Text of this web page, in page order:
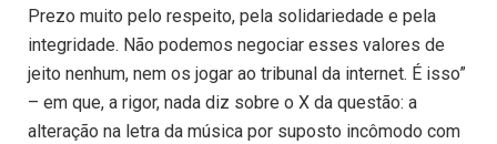
Prezo muito pelo respeito, pela solidariedade e pela
integridade. Não podemos negociar esses valores de
jeito nenhum, nem os jogar ao tribunal da internet. É isso”
– em que, a rigor, nada diz sobre o X da questão: a
alteração na letra da música por suposto incômodo com